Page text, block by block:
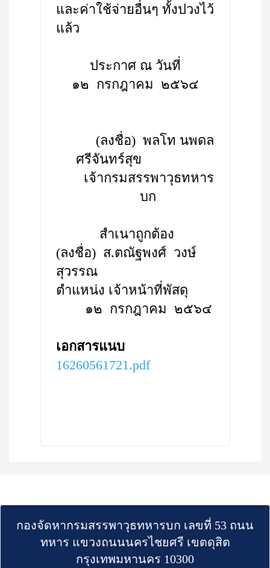
และค่าใช้จ่ายอื่นๆ ทั้งปวงไว้
แล้ว
ประกาศ ณ วันที่
๑๒ กรกฎาคม ๒๕๖๔
(ลงชื่อ) พลโท นพดล
ศรีจันทร์สุข
เจ้ากรมสรรพาวุธทหาร
บก
สำเนาถูกต้อง
(ลงชื่อ) ส.ตณัฐพงศ์ วงษ์
สุวรรณ
ตำแหน่ง เจ้าหน้าที่พัสดุ
๑๒ กรกฎาคม ๒๕๖๔
เอกสารแนบ
16260561721.pdf
กองจัดหากรมสรรพาวุธทหารบก เลขที่ 53 ถนน
ทหาร แขวงถนนนครไชยศรี เขตดุสิต
กรุงเทพมหานคร 10300